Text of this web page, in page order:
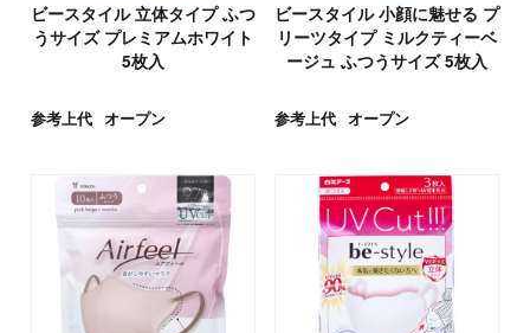
ビースタイル 立体タイプ ふつ
うサイズ プレミアムホワイト
5枚入
参考上代 オープン
ビースタイル 小顔に魅せる プ
リーツタイプ ミルクティーベ
ージュ ふつうサイズ 5枚入
参考上代 オープン